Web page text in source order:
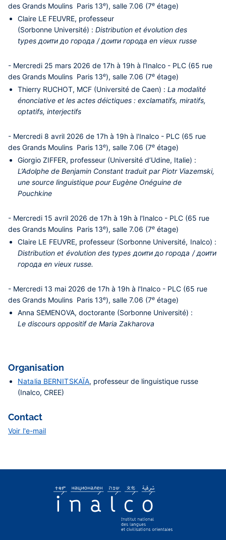
des Grands Moulins Paris 13e), salle 7.06 (7e étage)
Claire LE FEUVRE, professeur
(Sorbonne Université) : Distribution et évolution des
types доити до города / доити города en vieux russe
- Mercredi 25 mars 2026 de 17h à 19h à l'Inalco - PLC (65 rue
des Grands Moulins Paris 13e), salle 7.06 (7e étage)
Thierry RUCHOT, MCF (Université de Caen) : La modalité
énonciative et les actes déictiques : exclamatifs, miratifs,
optatifs, interjectifs
- Mercredi 8 avril 2026 de 17h à 19h à l'Inalco - PLC (65 rue
des Grands Moulins Paris 13e), salle 7.06 (7e étage)
Giorgio ZIFFER, professeur (Université d’Udine, Italie) :
L’Adolphe de Benjamin Constant traduit par Piotr Viazemski,
une source linguistique pour Eugène Onéguine de
Pouchkine
- Mercredi 15 avril 2026 de 17h à 19h à l'Inalco - PLC (65 rue
des Grands Moulins Paris 13e), salle 7.06 (7e étage)
Claire LE FEUVRE, professeur (Sorbonne Université, Inalco) :
Distribution et évolution des types доити до города / доити
города en vieux russe.
- Mercredi 13 mai 2026 de 17h à 19h à l'Inalco - PLC (65 rue
des Grands Moulins Paris 13e), salle 7.06 (7e étage)
Anna SEMENOVA, doctorante (Sorbonne Université) :
Le discours oppositif de Maria Zakharova
Organisation
Natalia BERNITSKAÏA, professeur de linguistique russe
(Inalco, CREE)
Contact
Voir l'e-mail